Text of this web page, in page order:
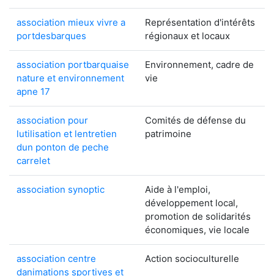
association mieux vivre a
portdesbarques
Représentation d'intérêts
régionaux et locaux
association portbarquaise
nature et environnement
apne 17
Environnement, cadre de
vie
association pour
lutilisation et lentretien
dun ponton de peche
carrelet
Comités de défense du
patrimoine
association synoptic
Aide à l'emploi,
développement local,
promotion de solidarités
économiques, vie locale
association centre
danimations sportives et
Action socioculturelle